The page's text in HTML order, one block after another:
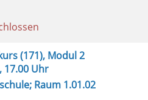
(171), Modul 2
17.00 Uhr
Raum 1.01.02